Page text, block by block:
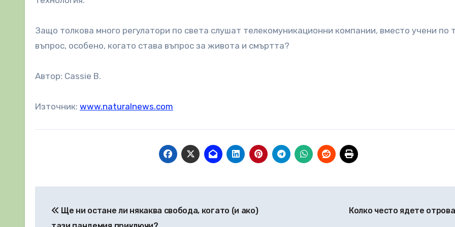
Защо толкова много регулатори по света слушат телекомуникационни компании, вместо учени по
въпрос, особено, когато става въпрос за живота и смъртта?
Автор: Cassie B.
Източник: www.naturalnews.com
Ще ни остане ли някаква свобода, когато (и ако)
Колко често ядете